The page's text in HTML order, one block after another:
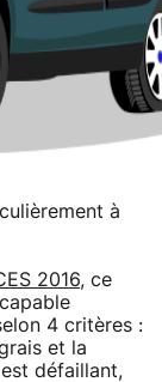
à
2016, ce
4 critères :
et la
défaillant,